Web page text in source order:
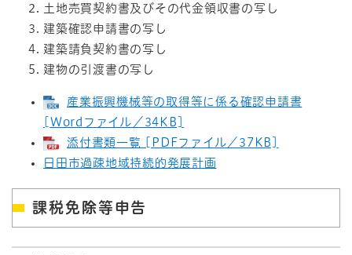
土地売買契約書及びその代金領収書の写し
建築確認申請書の写し
建築請負契約書の写し
建物の引渡書の写し
産業振興機械等の取得等に係る確認申請書
[Wordファイル／34KB]
添付書類一覧 [PDFファイル／37KB]
日田市過疎地域持続的発展計画
課税免除等申告